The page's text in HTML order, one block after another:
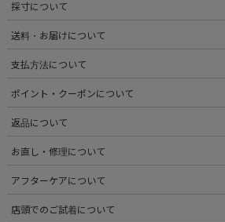
心がけています。詳しくは
採寸について
部サイズタブか、または
送料・お届けについて
ださい。
支払方法について
・クレジットカード払い（VISA、Master、JCB、
・PayPay
分割払いやご利用可能なクレジットカードなど詳
ポイント・クーポンについて
す。
発行中のクーポンはマイページよりご確認いただ
返品について
確認ください。
お直し・修理について
>修理については内容を確認させていただきます
詳しくはこちらをご覧ください。
アフターケアについて
店頭でのご試着について